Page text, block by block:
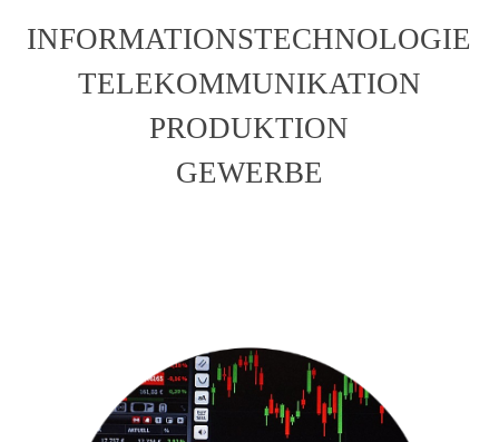
INFORMATIONSTECHNOLOGIE
TELEKOMMUNIKATION
PRODUKTION
GEWERBE